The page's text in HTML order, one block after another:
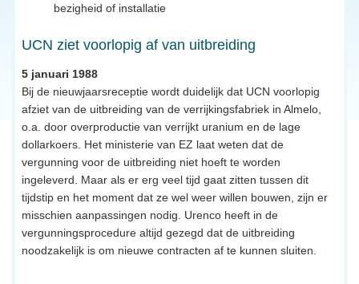
bezigheid of installatie
UCN ziet voorlopig af van uitbreiding
5 januari 1988
Bij de nieuwjaarsreceptie wordt duidelijk dat UCN voorlopig
afziet van de uitbreiding van de verrijkingsfabriek in Almelo,
o.a. door overproductie van verrijkt uranium en de lage
dollarkoers. Het ministerie van EZ laat weten dat de
vergunning voor de uitbreiding niet hoeft te worden
ingeleverd. Maar als er erg veel tijd gaat zitten tussen dit
tijdstip en het moment dat ze wel weer willen bouwen, zijn er
misschien aanpassingen nodig. Urenco heeft in de
vergunningsprocedure altijd gezegd dat de uitbreiding
noodzakelijk is om nieuwe contracten af te kunnen sluiten.